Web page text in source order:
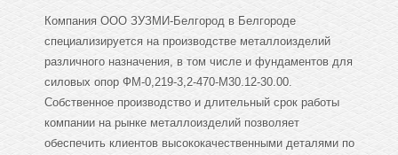
Компания ООО ЗУЗМИ-Белгород в Белгороде
специализируется на производстве металлоизделий
различного назначения, в том числе и фундаментов для
силовых опор ФМ-0,219-3,2-470-М30.12-30.00.
Собственное производство и длительный срок работы
компании на рынке металлоизделий позволяет
обеспечить клиентов высококачественными деталями по